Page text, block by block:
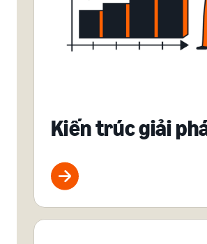
Kiến trúc giải